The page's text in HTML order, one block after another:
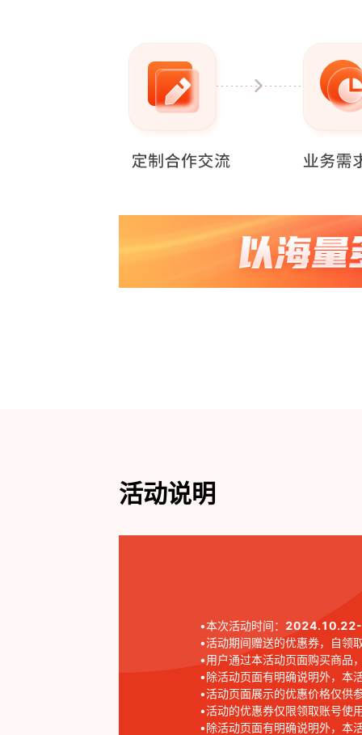
活动说明
•本次活动时间：
•活动期间赠送的优惠券，自领
•用户通过本活动页面购买商品
•除活动页面有明确说明外，本
•活动页面展示的优惠价格仅供
•活动的优惠券仅限领取账号使
•除活动页面有明确说明外，本